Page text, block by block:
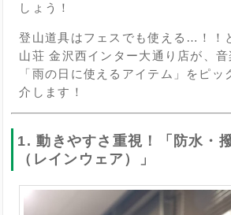
しょう！
登山道具はフェスでも使える…！！
山荘 金沢西インター大通り店が、
「雨の日に使えるアイテム」をピッ
介します！
1. 動きやすさ重視！「防水・
（レインウェア）」